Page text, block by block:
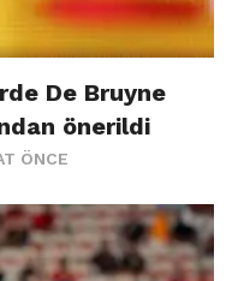
De Bruyne
önerildi
ÖNCE